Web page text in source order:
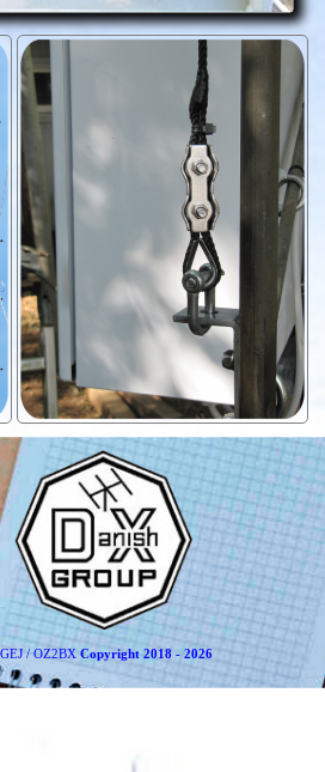
/ OZ2BXCopyright 2018 - 2026